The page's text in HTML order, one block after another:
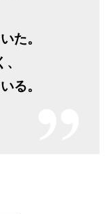
た。
る。